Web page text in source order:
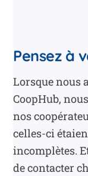
Pensez à
Lorsque nous
CoopHub,
nos
celles-ci
incomplètes.
de contacter